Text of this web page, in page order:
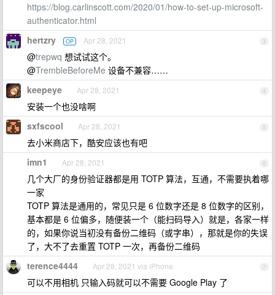
https://blog.carlinscott.com/2020/01/how-to-set-up-microsoft-
authenticator.html
3
hertzry OP Apr 28, 2021
@trepwq 想试试这个。
@TrembleBeforeMe 设备不兼容……
4
keepeye Apr 28, 2021
安装一个也没啥啊
5
sxfscool Apr 28, 2021
去小米商店下，酷安应该也有吧
6
imn1 Apr 28, 2021
几个大厂的身份验证器都是用 TOTP 算法，互通，不需要执着哪
一家
TOTP 算法是通用的，常见只是 6 位数字还是 8 位数字的区别，
基本都是 6 位偏多，随便装一个（能扫码导入）就是，各家一样
的，如果你说当初没有备份二维码（或字串），那就是你的失误
了，大不了去重置 TOTP 一次，再备份二维码
7
terence4444 Apr 28, 2021 via iPhone
可以不用相机 只输入码就可以不需要 Google Play 了